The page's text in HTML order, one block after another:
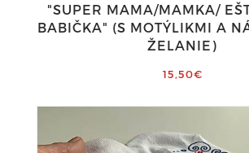
"SUPER MAMA/MAMKA/
BABIČKA" (S MOTÝLIKMI A
ŽELANIE)
15,50€